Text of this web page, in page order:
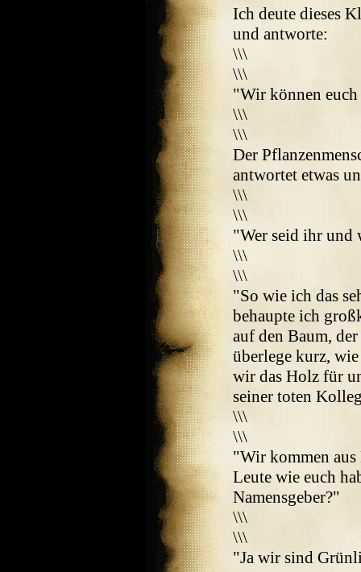
Ich deute dieses
und antworte:
\\\
\\\
"Wir können
\\\
\\\
Der
antwortet etwas
\\\
\\\
"Wer seid ihr und
\\\
\\\
"So wie ich das
behaupte ich
auf den Baum,
überlege kurz,
wir das Holz für
seiner toten
\\\
\\\
"Wir kommen aus
Leute wie euch
Namensgeber?"
\\\
\\\
"Ja wir sind